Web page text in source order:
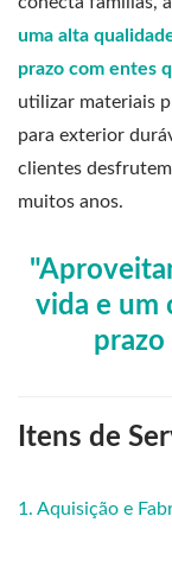
uma alta
prazo com entes
utilizar materiais
para exterior
clientes
muitos anos.
vida e um
prazo
Itens de
1. Aquisição e